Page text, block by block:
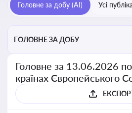
Головне за добу (AI) Усі
ГОЛОВНЕ ЗА ДОБУ
Головне за 13.06.2026
країнах Європейського